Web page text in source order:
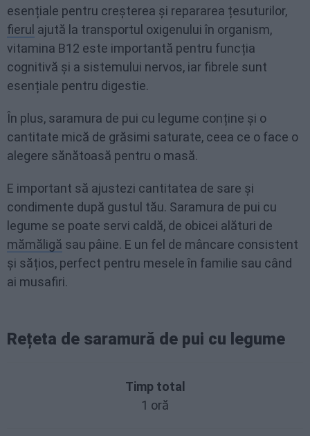
esențiale pentru creșterea și repararea țesuturilor,
fierul ajută la transportul oxigenului în organism,
vitamina B12 este importantă pentru funcția
cognitivă și a sistemului nervos, iar fibrele sunt
esențiale pentru digestie.
În plus, saramura de pui cu legume conține și o
cantitate mică de grăsimi saturate, ceea ce o face o
alegere sănătoasă pentru o masă.
E important să ajustezi cantitatea de sare și
condimente după gustul tău. Saramura de pui cu
legume se poate servi caldă, de obicei alături de
mămăligă sau pâine. E un fel de mâncare consistent
și sățios, perfect pentru mesele în familie sau când
ai musafiri.
Rețeta de saramură de pui cu legume
Timp total
1 oră